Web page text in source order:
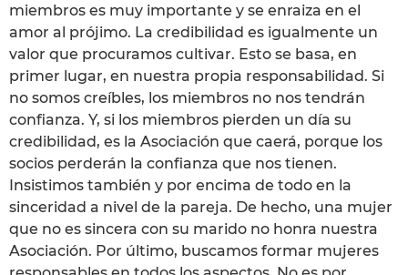
miembros es muy importante y se enraiza en el
amor al prójimo. La credibilidad es igualmente un
valor que procuramos cultivar. Esto se basa, en
primer lugar, en nuestra propia responsabilidad. Si
no somos creíbles, los miembros no nos tendrán
confianza. Y, si los miembros pierden un día su
credibilidad, es la Asociación que caerá, porque los
socios perderán la confianza que nos tienen.
Insistimos también y por encima de todo en la
sinceridad a nivel de la pareja. De hecho, una mujer
que no es sincera con su marido no honra nuestra
Asociación. Por último, buscamos formar mujeres